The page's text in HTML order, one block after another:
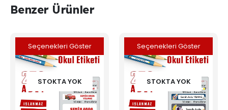
Benzer Ürünler
STOKTA YOK
Seçenekleri Göster
STOKTA YOK
Seçenekleri Göster